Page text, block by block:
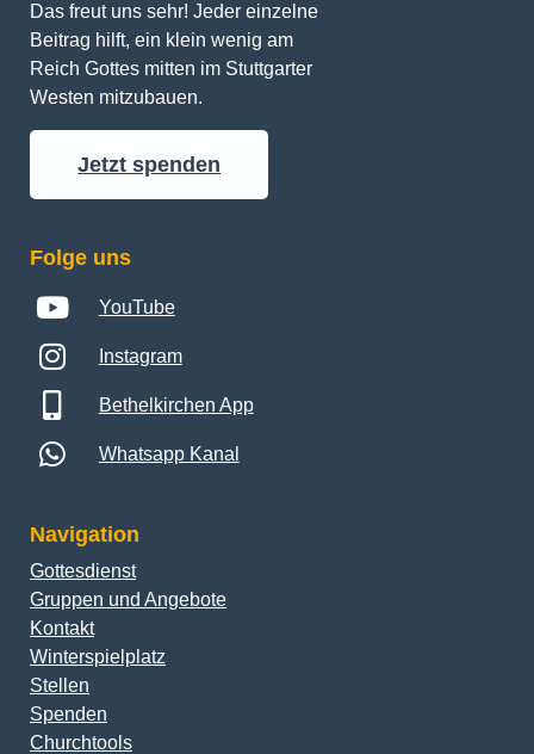
Das freut uns sehr! Jeder einzelne
Beitrag hilft, ein klein wenig am
Reich Gottes mitten im Stuttgarter
Westen mitzubauen.
Jetzt spenden
Folge uns
YouTube
Instagram
Bethelkirchen App
Whatsapp Kanal
Navigation
Gottesdienst
Gruppen und Angebote
Kontakt
Winterspielplatz
Stellen
Spenden
Churchtools